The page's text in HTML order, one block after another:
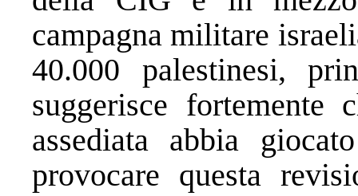
campagna militare
40.000 palestinesi,
suggerisce fortemente
assediata abbia
provocare questa